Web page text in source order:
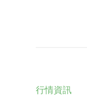
行情資訊